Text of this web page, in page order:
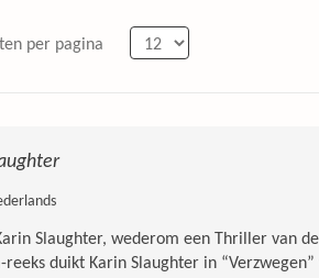
per pagina
Slaughter, wederom een Thriller van
reeks duikt Karin Slaughter in